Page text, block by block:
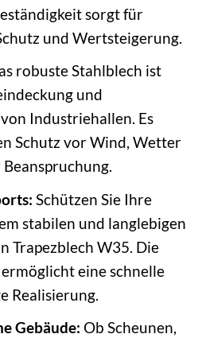
sorgt für
und Wertsteigerung.
robuste Stahlblech ist
und
Industriehallen. Es
Schutz vor Wind, Wetter
Schützen Sie Ihre
stabilen und langlebigen
Trapezblech W35. Die
eine schnelle
Realisierung.
Gebäude: Ob Scheunen,